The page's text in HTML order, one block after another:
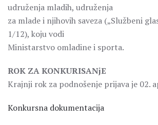
udruženja mladih, udruženja
za mlade i njihovih saveza („Službeni
1/12), koju vodi
Ministarstvo omladine i sporta.
ROK ZA KONKURISANjE
Krajnji rok za podnošenje prijava je 02.
Konkursna dokumentacija